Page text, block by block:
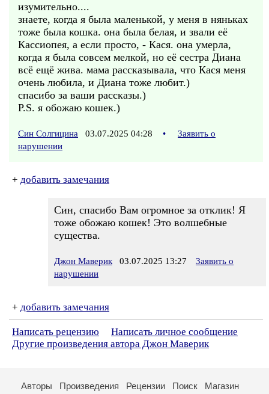
изумительно....
знаете, когда я была маленькой, у меня в няньках
тоже была кошка. она была белая, и звали её
Кассиопея, а если просто, - Кася. она умерла,
когда я была совсем мелкой, но её сестра Диана
всё ещё жива. мама рассказывала, что Кася меня
очень любила, и Диана тоже любит.)
спасибо за ваши рассказы.)
P.S. я обожаю кошек.)
Син Солгицина 03.07.2025 04:28 •
Заявить о
нарушении
+ добавить замечания
Син, спасибо Вам огромное за отклик! Я
тоже обожаю кошек! Это волшебные
существа.
Джон Маверик 03.07.2025 13:27
Заявить о
нарушении
+ добавить замечания
Написать рецензию
Написать личное сообщение
Другие произведения автора Джон Маверик
Авторы Произведения Рецензии Поиск
Магазин